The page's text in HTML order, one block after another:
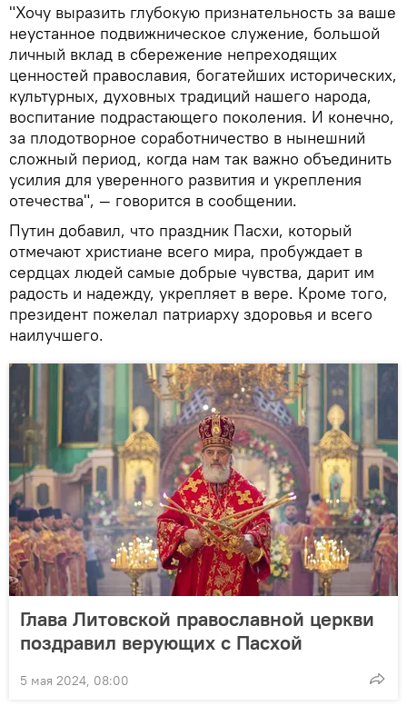
"Хочу выразить глубокую признательность за ваше
неустанное подвижническое служение, большой
личный вклад в сбережение непреходящих
ценностей православия, богатейших исторических,
культурных, духовных традиций нашего народа,
воспитание подрастающего поколения. И конечно,
за плодотворное соработничество в нынешний
сложный период, когда нам так важно объединить
усилия для уверенного развития и укрепления
отечества", — говорится в сообщении.
Путин добавил, что праздник Пасхи, который
отмечают христиане всего мира, пробуждает в
сердцах людей самые добрые чувства, дарит им
радость и надежду, укрепляет в вере. Кроме того,
президент пожелал патриарху здоровья и всего
наилучшего.
Глава Литовской православной церкви
поздравил верующих с Пасхой
5 мая 2024, 08:00